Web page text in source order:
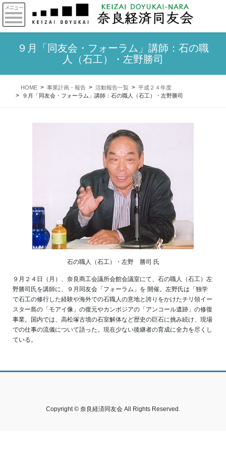
９月「同友会・フォーラム」講師：石の職
人（石工）・左野勝司
HOME 事業計画・報告 活動報告一覧
平成２４年度
９月「同友会・フォーラム」講師：石の職人（石工）・左野勝司
石の職人（石工）・左野 勝司 氏
９月２４日（月）、奈良商工会議所会館会議室にて、石の職人（石工）左
野勝司氏を講師に、９月同友会「フォーラム」を 開催。左野氏は「独学
で石工の修行した経験や海外での石職人の意地と誇りをかけたチリ領イー
スター島の「モアイ像」の復元やカンボジアの「アンコール遺跡」の修復
事業。国内では、高松塚古墳の石室解体など歴史の巨石に挑み続け、現場
での仕事の流儀について語った。現在少ない後継者の育成に全力を尽くし
ている。
Copyright © 奈良経済同友会 All Rights Reserved.